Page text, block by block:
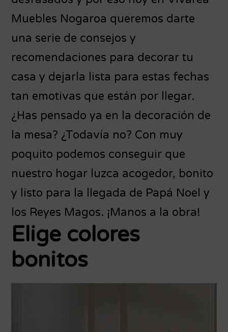
Muebles Nogaroa queremos darte
una serie de consejos y
recomendaciones para decorar tu
casa y dejarla lista para estas fechas
tan emotivas que están por llegar.
¿Has pensado ya en la decoración de
la mesa? ¿Todavía no? Con muy
poquito podemos conseguir que
nuestro hogar luzca acogedor, bonito
y listo para la llegada de Papá Noel y
los Reyes Magos. ¡Manos a la obra!
Elige colores
bonitos